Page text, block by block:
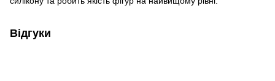
Відгуки